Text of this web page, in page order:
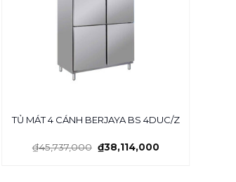
TỦ MÁT 4 CÁNH BERJAYA BS 4DUC/Z
₫45,737,000 ₫38,114,000